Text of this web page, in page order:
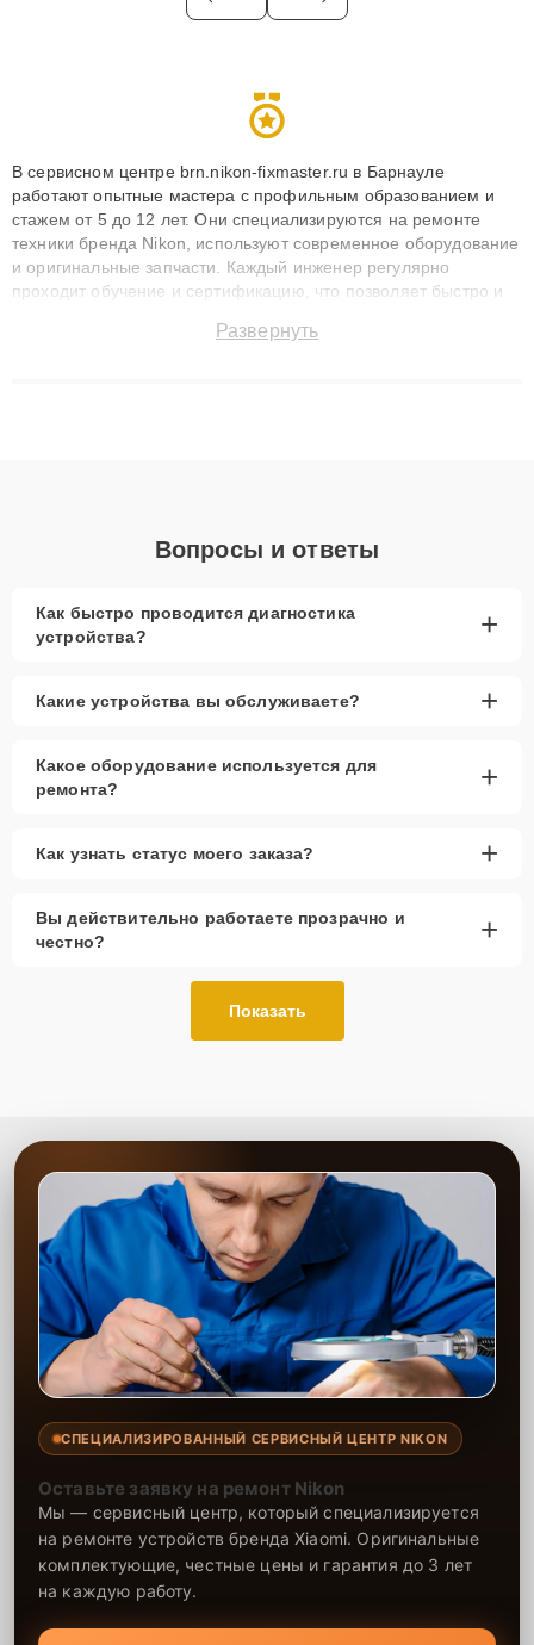
В сервисном центре brn.nikon-fixmaster.ru в Барнауле
работают опытные мастера с профильным образованием и
стажем от 5 до 12 лет. Они специализируются на ремонте
техники бренда Nikon, используют современное оборудование
и оригинальные запчасти. Каждый инженер регулярно
проходит обучение и сертификацию, что позволяет быстро и
сохранением гарантии до 3 лет. Наши мастера решают
Развернуть
Вопросы и ответы
Как быстро проводится диагностика
устройства?
+
Какие устройства вы обслуживаете? +
Какое оборудование используется для
ремонта?
+
Как узнать статус моего заказа? +
Вы действительно работаете прозрачно и
честно?
+
Показать
СПЕЦИАЛИЗИРОВАННЫЙ СЕРВИСНЫЙ ЦЕНТР NIKON
Оставьте заявку на ремонт Nikon
Мы — сервисный центр, который специализируется
на ремонте устройств бренда Xiaomi. Оригинальные
комплектующие, честные цены и гарантия до 3 лет
на каждую работу.